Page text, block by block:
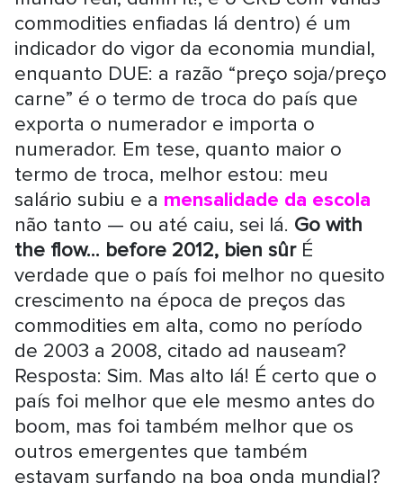
commodities enfiadas lá dentro) é um
indicador do vigor da economia mundial,
enquanto DUE: a razão “preço soja/preço
carne” é o termo de troca do país que
exporta o numerador e importa o
numerador. Em tese, quanto maior o
termo de troca, melhor estou: meu
salário subiu e a mensalidade da escola
não tanto — ou até caiu, sei lá. Go with
the flow... before 2012, bien sûr É
verdade que o país foi melhor no quesito
crescimento na época de preços das
commodities em alta, como no período
de 2003 a 2008, citado ad nauseam?
Resposta: Sim. Mas alto lá! É certo que o
país foi melhor que ele mesmo antes do
boom, mas foi também melhor que os
outros emergentes que também
estavam surfando na boa onda mundial?